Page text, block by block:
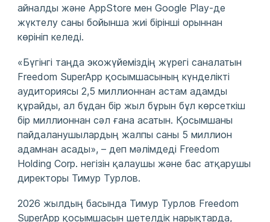
айналды және AppStore мен Google Play-де
жүктелу саны бойынша жиі бірінші орыннан
көрініп келеді.
«Бүгінгі таңда экожүйеміздің жүрегі саналатын
Freedom SuperApp қосымшасының күнделікті
аудиториясы 2,5 миллионнан астам адамды
құрайды, ал бұдан бір жыл бұрын бұл көрсеткіш
бір миллионнан сәл ғана асатын. Қосымшаны
пайдаланушылардың жалпы саны 5 миллион
адамнан асады», – деп мәлімдеді Freedom
Holding Corp. негізін қалаушы және бас атқарушы
директоры Тимур Турлов.
2026 жылдың басында Тимур Турлов Freedom
SuperApp қосымшасын шетелдік нарықтарда,